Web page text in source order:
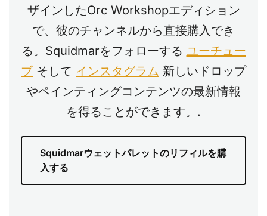
ザインしたOrc Workshopエディション
で、彼のチャンネルから直接購入でき
る。Squidmarをフォローする ユーチュー
ブそして インスタグラム 新しいドロップ
やペインティングコンテンツの最新情報
を得ることができます。.
Squidmarウェットパレットのリフィルを購
入する